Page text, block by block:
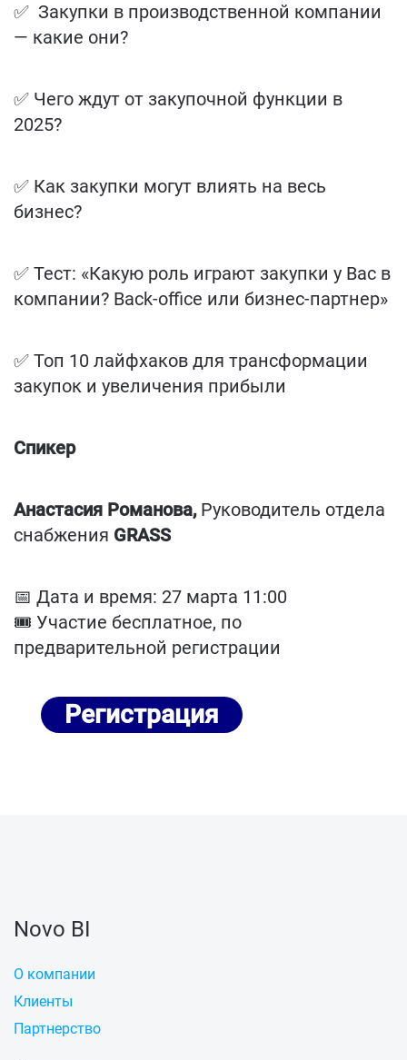
✅ Закупки в производственной компании
— какие они?
✅ Чего ждут от закупочной функции в
2025?
✅ Как закупки могут влиять на весь
бизнес?
✅ Тест: «Какую роль играют закупки у Вас в
компании? Back-office или бизнес-партнер»
✅ Топ 10 лайфхаков для трансформации
закупок и увеличения прибыли
Спикер
Анастасия Романова,Руководитель отдела
снабжения GRASS
📅 Дата и время: 27 марта 11:00
🎟 Участие бесплатное, по
предварительной регистрации
Регистрация
Novo BI
О компании
Клиенты
Партнерство